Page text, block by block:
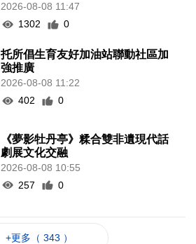
2026-08-08 11:47
1302
0
托所倡生育友好加油站聯動社區加
強推廣
2026-08-08 11:22
402
0
《夢影牡丹亭》糅合雙非遺現代話
劇展文化交融
2026-08-08 10:55
257
0
+更多（ 343 ）